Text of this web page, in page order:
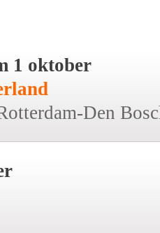
1 oktober
Den